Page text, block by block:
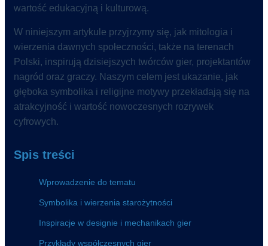
wartość edukacyjną i kulturową.
W niniejszym artykule przyjrzymy się, jak mitologia i
wierzenia dawnych społeczności, także na terenach
Polski, inspirują dzisiejszych twórców gier, projektantów
nagród oraz graczy. Naszym celem jest ukazanie, jak
głęboka symbolika i religijne motywy przekładają się na
atrakcyjność i wartość nowoczesnych rozrywek
cyfrowych.
Spis treści
Wprowadzenie do tematu
Symbolika i wierzenia starożytności
Inspiracje w designie i mechanikach gier
Przykłady współczesnych gier